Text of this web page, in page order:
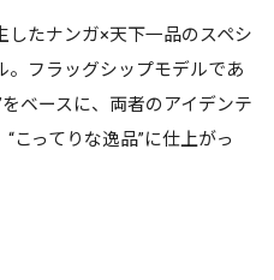
したナンガ×天下一品のスペシ
。フラッグシップモデルであ
ベースに、両者のアイデンテ
こってりな逸品”に仕上がっ